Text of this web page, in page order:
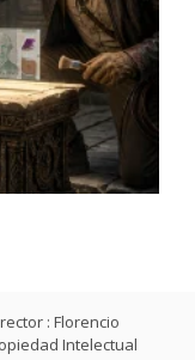
: Florencio
Intelectual